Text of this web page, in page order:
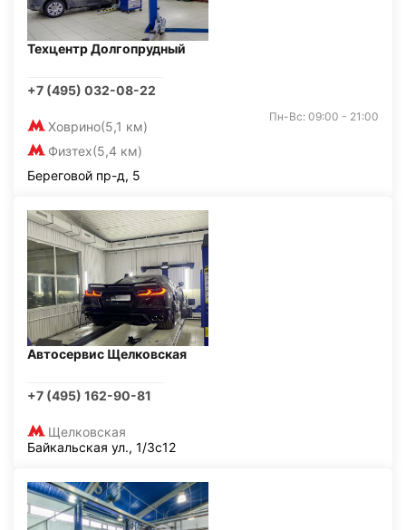
Техцентр Долгопрудный
+7 (495) 032-08-22
Ховрино(5,1 км)
Физтех(5,4 км)
Пн-Вс: 09:00 - 21:00
Береговой пр-д, 5
Автосервис Щелковская
+7 (495) 162-90-81
Щелковская
Байкальская ул., 1/3с12